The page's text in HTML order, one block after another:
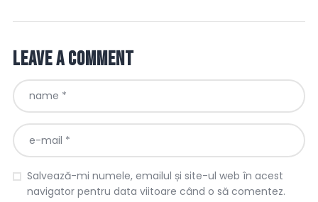
Leave a comment
Salvează-mi numele, emailul și site-ul web în acest
navigator pentru data viitoare când o să comentez.